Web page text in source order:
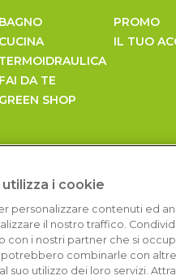
BAGNO
CUCINA
TERMOIDRAULICA
FAI DA TE
GREEN SHOP
PROMO
IL TUO
i cookie
personalizzare contenuti ed
il nostro traffico.
con i nostri partner che si
potrebbero combinarle con
suo utilizzo dei loro servizi.